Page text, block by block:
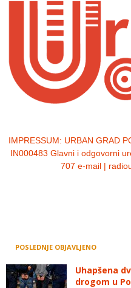
IMPRESSUM: URBAN GRAD
IN000483 Glavni i odgovorni
707 e-mail |
POSLEDNJE OBJAVLJENO
Uhapšena
drogom u